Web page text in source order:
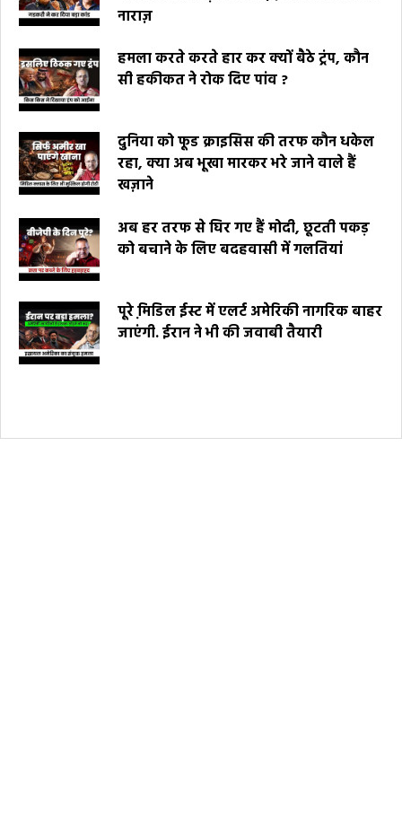
नाराज़
हमला करते करते हार कर क्यों बैठे ट्रंप, कौन
सी हकीकत ने रोक दिए पांव ?
दुनिया को फूड क्राइसिस की तरफ कौन धकेल
रहा, क्या अब भूखा मारकर भरे जाने वाले हैं
खज़ाने
अब हर तरफ से घिर गए हैं मोदी, छूटती पकड़
को बचाने के लिए बदहवासी में गलतियां
पूरे मि़डिल ईस्ट में एलर्ट अमेरिकी नागरिक बाहर
जाएंगी. ईरान ने भी की जवाबी तैयारी